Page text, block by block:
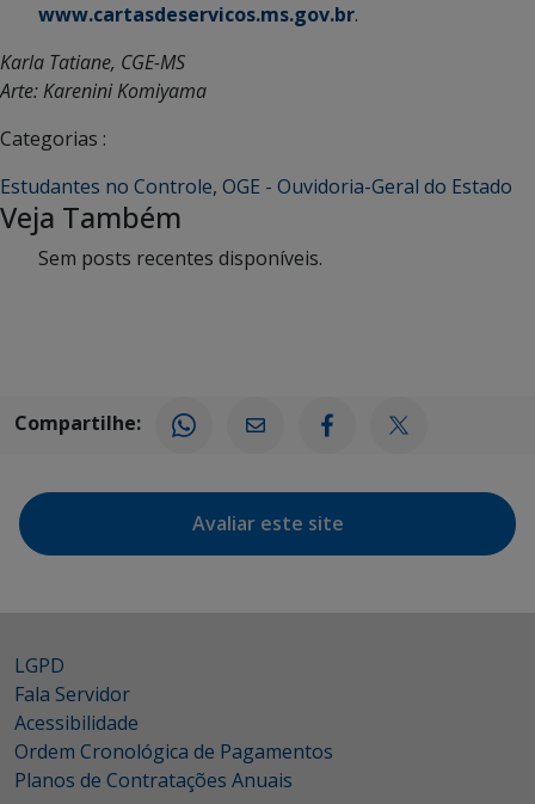
www.cartasdeservicos.ms.gov.br.
Karla Tatiane, CGE-MS
Arte: Karenini Komiyama
Categorias :
Estudantes no Controle, OGE - Ouvidoria-Geral do Estado
Veja Também
Sem posts recentes disponíveis.
Compartilhe:
Avaliar este site
LGPD
Fala Servidor
Acessibilidade
Ordem Cronológica de Pagamentos
Planos de Contratações Anuais